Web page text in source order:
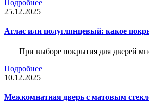
Подробнее
25.12.2025
Атлас или полуглянцевый: какое
При выборе покрытия для дверей
Подробнее
10.12.2025
Межкомнатная дверь с матовым